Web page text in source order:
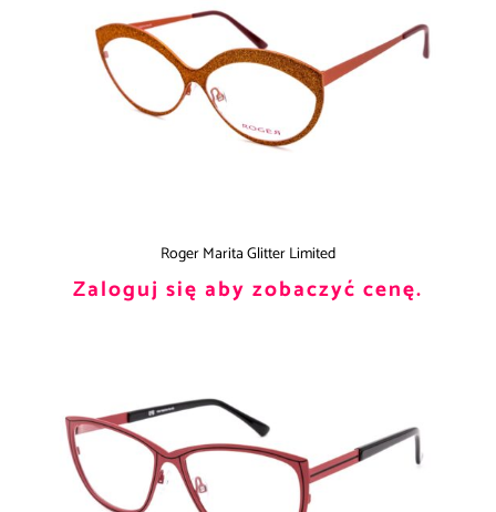
Roger Marita Glitter Limited
Zaloguj się aby zobaczyć cenę.